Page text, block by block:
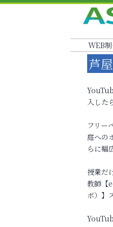
WEB
芦
入した
フリー
庭への
らに幅
授業だ
教師【
ボ）】